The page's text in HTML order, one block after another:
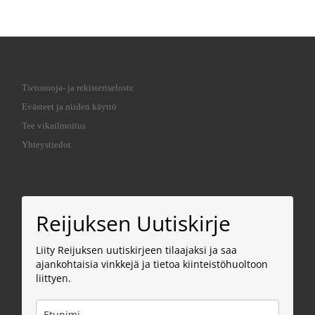
Tietosuoja- ja rekisteriseloste
Evästeet ja niiden käyttö
Tee vikailmoitus
Yhteystiedot
Reijuksen Uutiskirje
Liity Reijuksen uutiskirjeen tilaajaksi ja saa
ajankohtaisia vinkkejä ja tietoa kiinteistöhuoltoon
liittyen.